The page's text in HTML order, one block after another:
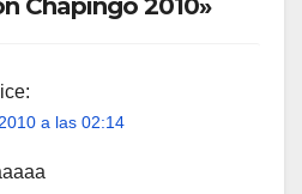
Chapingo 2010»
a las 02:14